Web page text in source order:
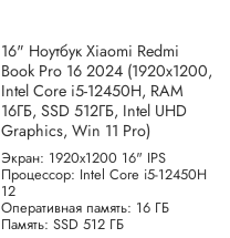
16" Ноутбук Xiaomi Redmi
Book Pro 16 2024 (1920x1200,
Intel Core i5-12450H, RAM
16ГБ, SSD 512ГБ, Intel UHD
Graphics, Win 11 Pro)
Экран: 1920х1200 16" IPS
Процессор: Intel Core i5-12450H
12
Оперативная память: 16 ГБ
Память: SSD 512 ГБ